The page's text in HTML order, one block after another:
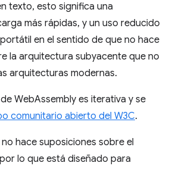
texto, esto significa una
más rápidas, y un uso reducido
en el sentido de que no hace
la arquitectura subyacente que no
arquitecturas modernas.
WebAssembly es iterativa y se
comunitario abierto del W3C.
hace suposiciones sobre el
lo que está diseñado para